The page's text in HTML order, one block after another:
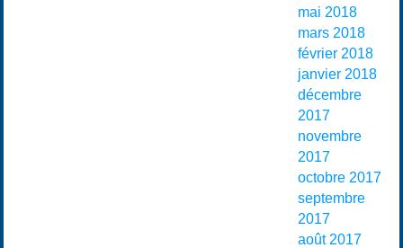
mai 2018
mars 2018
février 2018
janvier 2018
décembre
2017
novembre
2017
octobre 2017
septembre
2017
août 2017